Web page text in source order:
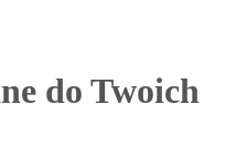
do Twoich